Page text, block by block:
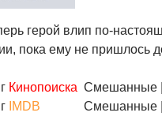
герой влип по-
пока ему не пришлось
Кинопоиска Смешанные
IMDB Смешанные